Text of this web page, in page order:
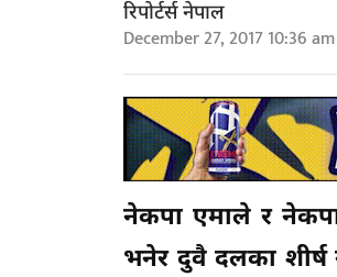
रिपोर्टर्स नेपाल
December 27, 2017 10:36 am
नेकपा एमाले र नेकपा
भनेर दुवै दलका